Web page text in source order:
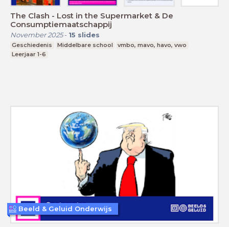
The Clash - Lost in the Supermarket & De
Consumptiemaatschappij
November 2025- 15 slides
Geschiedenis Middelbare school
vmbo, mavo, havo, vwo
Leerjaar 1-6
Beeld & Geluid Onderwijs